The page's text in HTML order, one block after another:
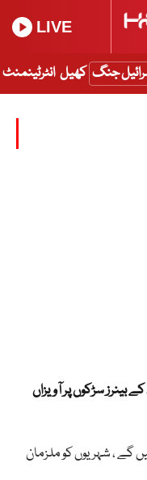
LIVE
جنگ کھیل انٹرٹینمنٹ
کے بینرز سڑکوں پر آویزاں
گے ، شہریوں کو ملزمان